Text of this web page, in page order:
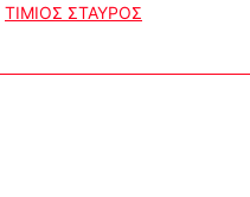
ΤΙΜΙΟΣ ΣΤΑΥΡΟΣ